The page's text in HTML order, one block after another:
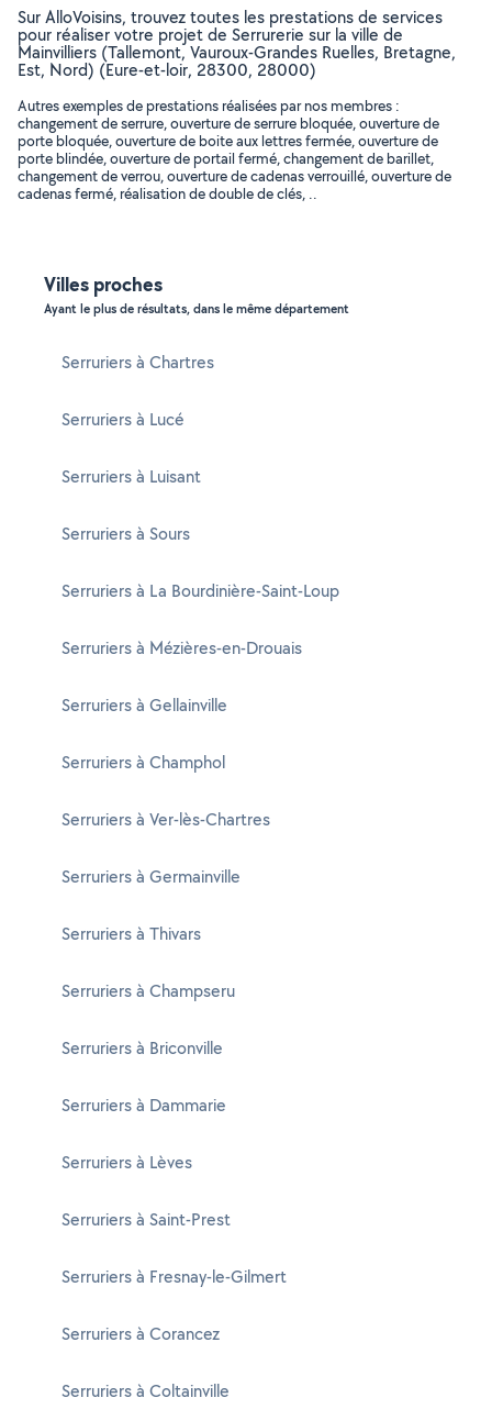
Sur AlloVoisins, trouvez toutes les prestations de services
pour réaliser votre projet de Serrurerie sur la ville de
Mainvilliers (Tallemont, Vauroux-Grandes Ruelles, Bretagne,
Est, Nord) (Eure-et-loir, 28300, 28000)
Autres exemples de prestations réalisées par nos membres :
changement de serrure, ouverture de serrure bloquée, ouverture de
porte bloquée, ouverture de boite aux lettres fermée, ouverture de
porte blindée, ouverture de portail fermé, changement de barillet,
changement de verrou, ouverture de cadenas verrouillé, ouverture de
cadenas fermé, réalisation de double de clés, ..
Villes proches
Ayant le plus de résultats, dans le même département
Serruriers à Chartres
Serruriers à Lucé
Serruriers à Luisant
Serruriers à Sours
Serruriers à La Bourdinière-Saint-Loup
Serruriers à Mézières-en-Drouais
Serruriers à Gellainville
Serruriers à Champhol
Serruriers à Ver-lès-Chartres
Serruriers à Germainville
Serruriers à Thivars
Serruriers à Champseru
Serruriers à Briconville
Serruriers à Dammarie
Serruriers à Lèves
Serruriers à Saint-Prest
Serruriers à Fresnay-le-Gilmert
Serruriers à Corancez
Serruriers à Coltainville